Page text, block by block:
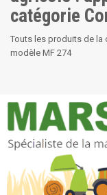
catégorie
Touts les produits de la
modèle MF 274